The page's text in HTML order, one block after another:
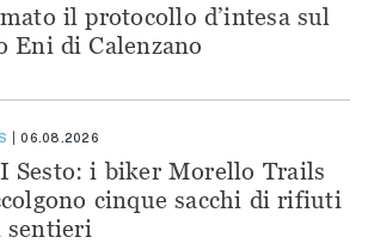
il protocollo d’intesa sul
Eni di Calenzano
06.08.2026
Sesto: i biker Morello Trails
cinque sacchi di rifiuti
sentieri